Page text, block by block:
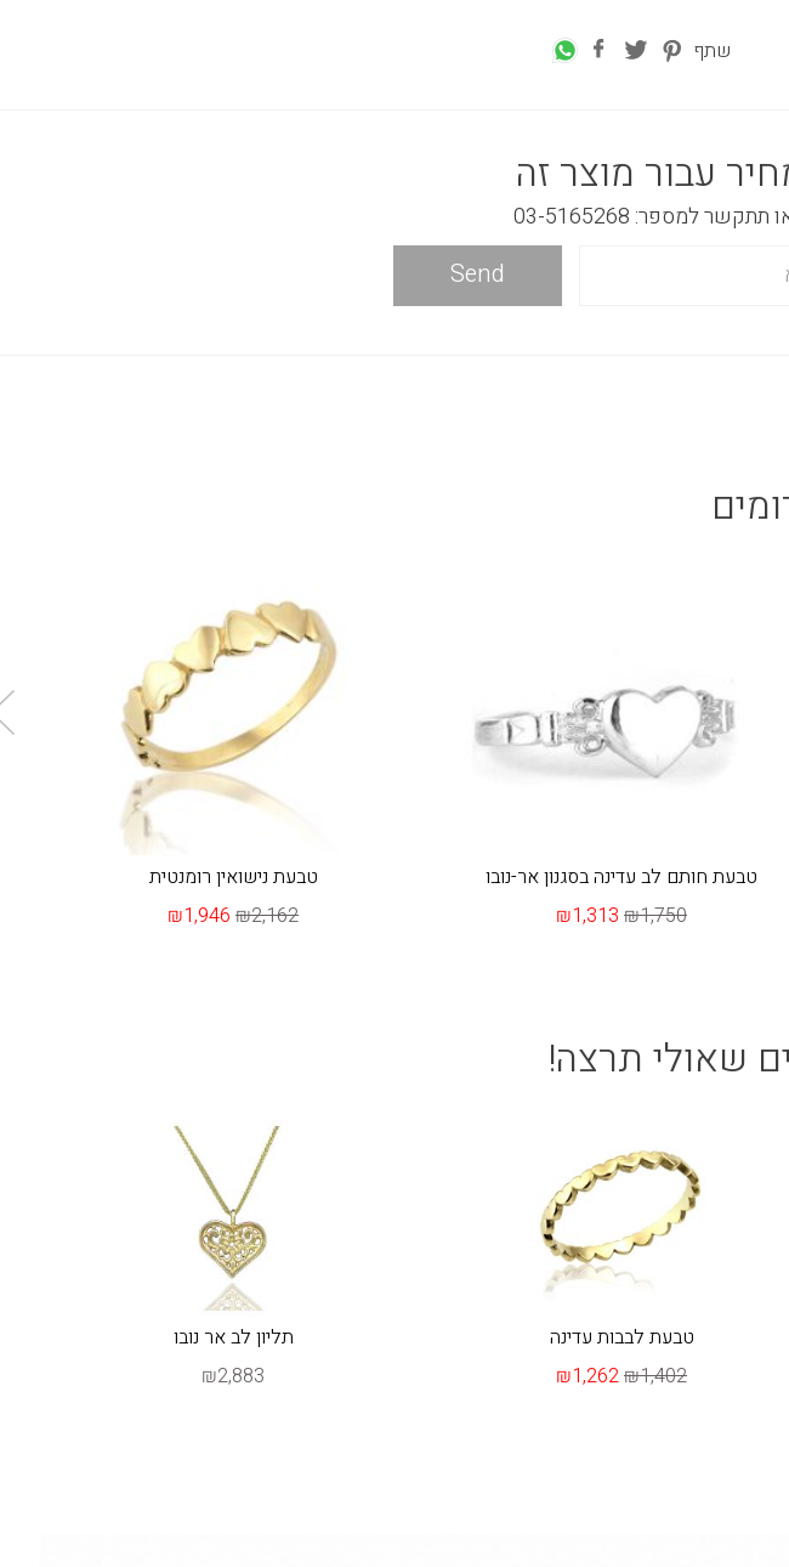
שתף
עבור מוצר זה
למספר: 03-5165268
Send
טבעת חותם לב עדינה בסגנון אר-נובו
₪1,313 ₪1,750
טבעת נישואין רומנטית
₪1,946 ₪2,162
שאולי תרצה!
טבעת לבבות עדינה
₪1,262₪1,402
תליון לב אר נובו
₪2,883